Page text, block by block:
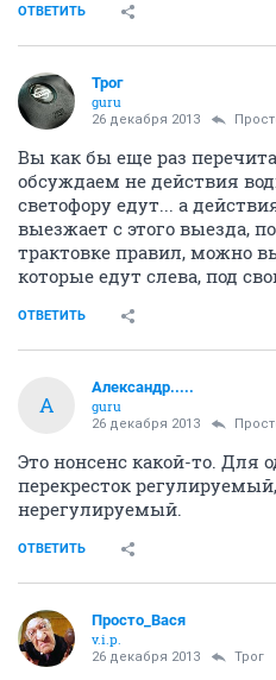
ОТВЕТИТЬ
Трог
guru
26 декабря 2013
Вы как бы еще раз
обсуждаем не действия
светофору едут... а
выезжает с этого выезда,
трактовке правил, можно
которые едут слева, под
ОТВЕТИТЬ
А
Александр.....
guru
26 декабря 2013
Это нонсенс какой-то. Для
перекресток
нерегулируемый.
ОТВЕТИТЬ
Просто_Вася
v.i.p.
26 декабря 2013 Трог